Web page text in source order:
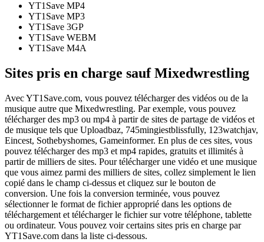
YT1Save MP4
YT1Save MP3
YT1Save 3GP
YT1Save WEBM
YT1Save M4A
Sites pris en charge sauf Mixedwrestling
Avec YT1Save.com, vous pouvez télécharger des vidéos ou de la
musique autre que Mixedwrestling. Par exemple, vous pouvez
télécharger des mp3 ou mp4 à partir de sites de partage de vidéos et
de musique tels que Uploadbaz, 745mingiestblissfully, 123watchjav,
Eincest, Sothebyshomes, Gameinformer. En plus de ces sites, vous
pouvez télécharger des mp3 et mp4 rapides, gratuits et illimités à
partir de milliers de sites. Pour télécharger une vidéo et une musique
que vous aimez parmi des milliers de sites, collez simplement le lien
copié dans le champ ci-dessus et cliquez sur le bouton de
conversion. Une fois la conversion terminée, vous pouvez
sélectionner le format de fichier approprié dans les options de
téléchargement et télécharger le fichier sur votre téléphone, tablette
ou ordinateur. Vous pouvez voir certains sites pris en charge par
YT1Save.com dans la liste ci-dessous.